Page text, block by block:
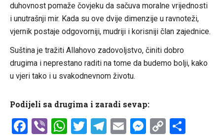
duhovnost pomaže čovjeku da sačuva moralne vrijednosti
i unutrašnji mir. Kada su ove dvije dimenzije u ravnoteži,
vjernik postaje odgovorniji, mudriji i korisniji član zajednice.
Suština je tražiti Allahovo zadovoljstvo, činiti dobro
drugima i neprestano raditi na tome da budemo bolji, kako
u vjeri tako i u svakodnevnom životu.
Podijeli sa drugima i zaradi sevap:
Facebook
ViberWhatsApp
Twitter
Telegram
EmailCopy